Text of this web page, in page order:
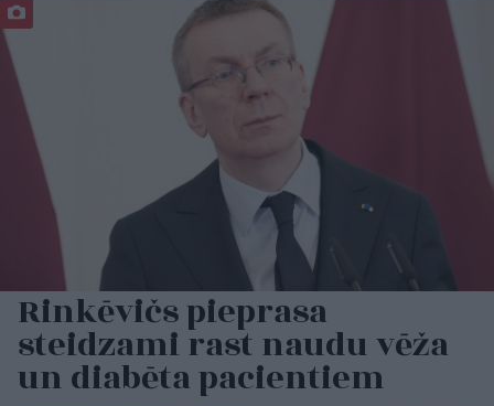
Rinkēvičs pieprasa
steidzami rast naudu vēža
un diabēta pacientiem